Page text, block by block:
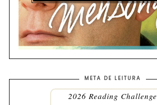
META DE LEITURA
2026 Reading Challenge